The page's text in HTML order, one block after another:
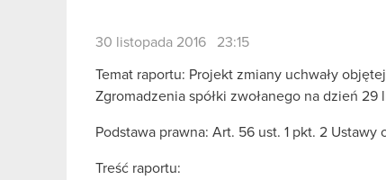
30 listopada 2016 23:15
Temat raportu: Projekt zmiany uchwały
Zgromadzenia spółki zwołanego na dzień 29
Podstawa prawna: Art. 56 ust. 1 pkt. 2
Treść raportu: